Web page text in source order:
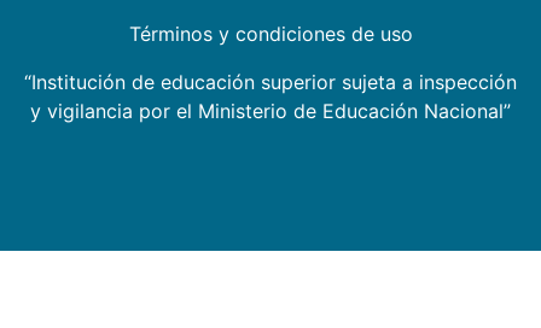
Términos y condiciones de uso
“Institución de educación superior sujeta a inspección
y vigilancia por el Ministerio de Educación Nacional”